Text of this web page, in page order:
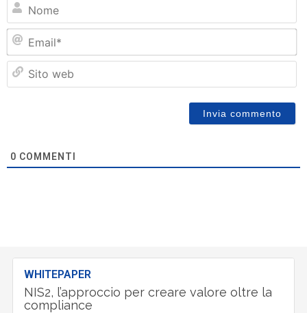
0 COMMENTI
WHITEPAPER
NIS2, l’approccio per creare valore oltre la
compliance